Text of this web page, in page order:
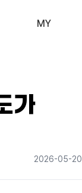
MY
자주하는 질문
실시간 상담
가
2026-05-20